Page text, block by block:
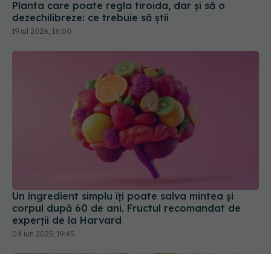
Planta care poate regla tiroida, dar și să o
dezechilibreze: ce trebuie să știi
19 iul 2026, 16:00
Un ingredient simplu îți poate salva mintea și
corpul după 60 de ani. Fructul recomandat de
experții de la Harvard
04 iun 2025, 19:45